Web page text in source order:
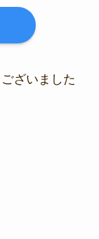
ざいました